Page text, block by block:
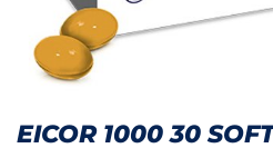
EICOR 1000 30